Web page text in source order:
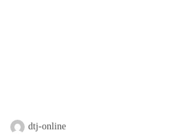
dtj-online